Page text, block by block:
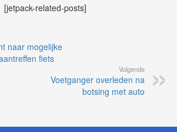
[jetpack-related-posts]
naar mogelijke
fiets
Volgende
Voetganger overleden na
botsing met auto